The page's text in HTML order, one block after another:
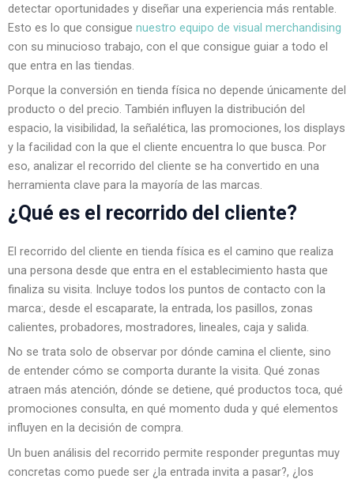
detectar oportunidades y diseñar una experiencia más rentable.
Esto es lo que consigue nuestro equipo de visual merchandising
con su minucioso trabajo, con el que consigue guiar a todo el
que entra en las tiendas.
Porque la conversión en tienda física no depende únicamente del
producto o del precio. También influyen la distribución del
espacio, la visibilidad, la señalética, las promociones, los displays
y la facilidad con la que el cliente encuentra lo que busca. Por
eso, analizar el recorrido del cliente se ha convertido en una
herramienta clave para la mayoría de las marcas.
¿Qué es el recorrido del cliente?
El recorrido del cliente en tienda física es el camino que realiza
una persona desde que entra en el establecimiento hasta que
finaliza su visita. Incluye todos los puntos de contacto con la
marca:, desde el escaparate, la entrada, los pasillos, zonas
calientes, probadores, mostradores, lineales, caja y salida.
No se trata solo de observar por dónde camina el cliente, sino
de entender cómo se comporta durante la visita. Qué zonas
atraen más atención, dónde se detiene, qué productos toca, qué
promociones consulta, en qué momento duda y qué elementos
influyen en la decisión de compra.
Un buen análisis del recorrido permite responder preguntas muy
concretas como puede ser ¿la entrada invita a pasar?, ¿los